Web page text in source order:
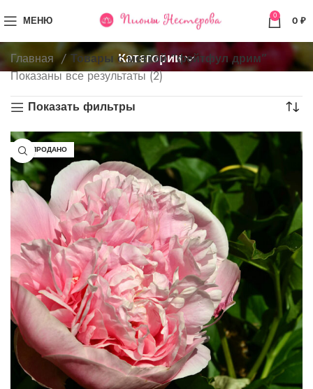
МЕНЮ 0 0 ₽
Категории
Главная
Товары с меткой “фейтфул дрим”
Показаны все результаты (2)
Показать фильтры
РАСПРОДАНО